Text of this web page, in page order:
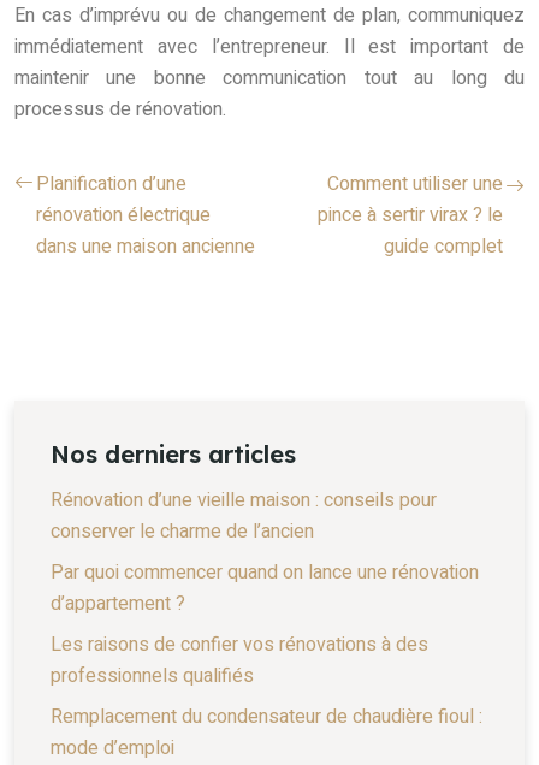
En cas d’imprévu ou de changement de plan, communiquez
immédiatement avec l’entrepreneur. Il est important de
maintenir une bonne communication tout au long du
processus de rénovation.
Planification d’une
rénovation électrique
dans une maison ancienne
Comment utiliser une
pince à sertir virax ? le
guide complet
Nos derniers articles
Rénovation d’une vieille maison : conseils pour
conserver le charme de l’ancien
Par quoi commencer quand on lance une rénovation
d’appartement ?
Les raisons de confier vos rénovations à des
professionnels qualifiés
Remplacement du condensateur de chaudière fioul :
mode d’emploi